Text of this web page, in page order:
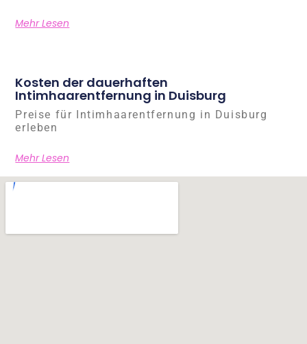
Mehr Lesen
Kosten der dauerhaften
Intimhaarentfernung in Duisburg
Preise für Intimhaarentfernung in Duisburg
erleben
Mehr Lesen